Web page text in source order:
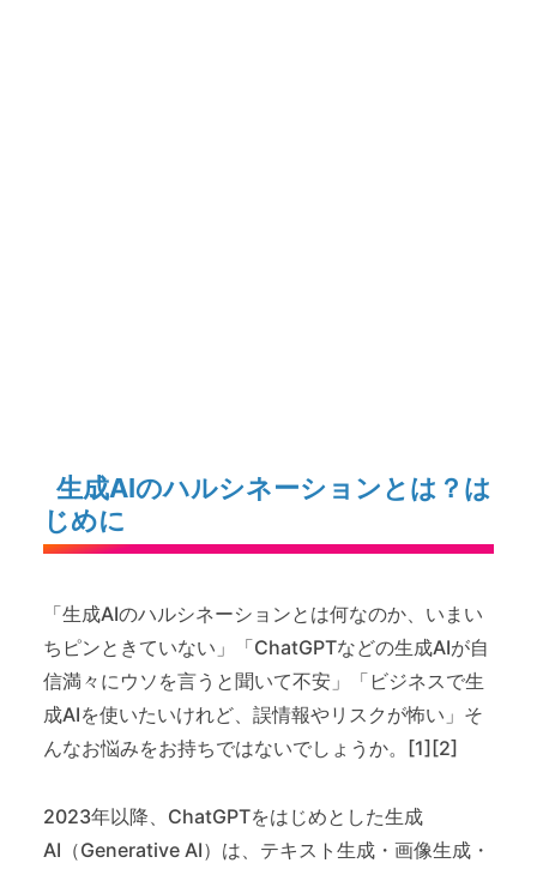
生成AIのハルシネーションとは？は
じめに
「生成AIのハルシネーションとは何なのか、いまい
ちピンときていない」「ChatGPTなどの生成AIが自
信満々にウソを言うと聞いて不安」「ビジネスで生
成AIを使いたいけれど、誤情報やリスクが怖い」そ
んなお悩みをお持ちではないでしょうか。[1][2]
2023年以降、ChatGPTをはじめとした生成
AI（Generative AI）は、テキスト生成・画像生成・